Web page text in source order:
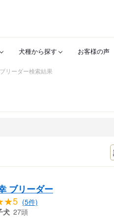
犬種から探す お客様の声
ブリーダー検索結果
ブリーダー
(5件)
犬 27頭